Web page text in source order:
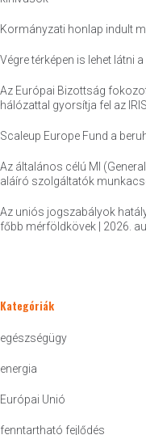
Kormányzati honlap indult
Végre térképen is lehet látni
Az Európai Bizottság
hálózattal gyorsítja fel az
Scaleup Europe Fund a
Az általános célú MI
aláíró szolgáltatók
Az uniós jogszabályok
főbb mérföldkövek | 2026.
Kategóriák
egészségügy
energia
Európai Unió
fenntartható fejlődés